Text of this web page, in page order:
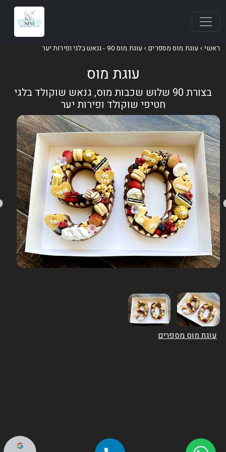
ראשי עוגת מוס מספרים עוגת מוס 90 - גנאש בלגי ופירות יער
עוגת מוס
בצורת 90 שלוש שכבות מוס, גנאש שוקולד בלגי
חטיפי שוקולד ופירות יער
עוגת מוס מספרים